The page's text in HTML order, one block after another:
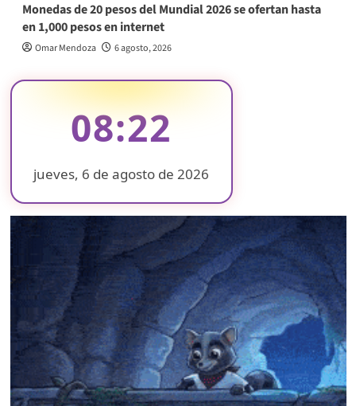
Monedas de 20 pesos del Mundial 2026 se ofertan hasta
en 1,000 pesos en internet
Omar Mendoza 6 agosto, 2026
08:22
jueves, 6 de agosto de 2026
❄
❄
❄
❄
❄